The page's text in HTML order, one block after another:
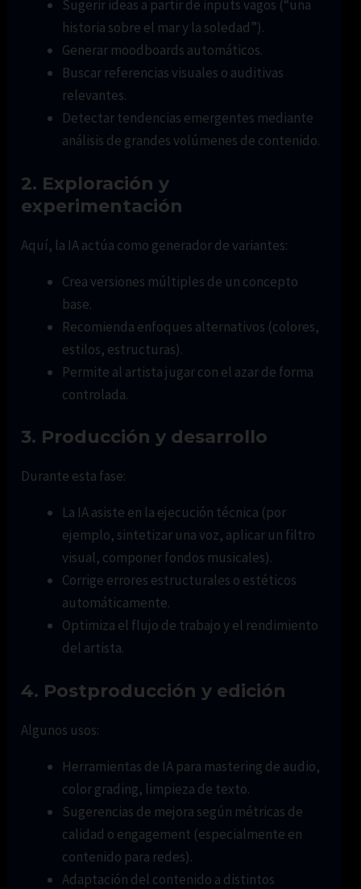
Sugerir ideas a partir de inputs vagos (“una
historia sobre el mar y la soledad”).
Generar moodboards automáticos.
Buscar referencias visuales o auditivas
relevantes.
Detectar tendencias emergentes mediante
análisis de grandes volúmenes de contenido.
2. Exploración y
experimentación
Aquí, la IA actúa como generador de variantes:
Crea versiones múltiples de un concepto
base.
Recomienda enfoques alternativos (colores,
estilos, estructuras).
Permite al artista jugar con el azar de forma
controlada.
3. Producción y desarrollo
Durante esta fase:
La IA asiste en la ejecución técnica (por
ejemplo, sintetizar una voz, aplicar un filtro
visual, componer fondos musicales).
Corrige errores estructurales o estéticos
automáticamente.
Optimiza el flujo de trabajo y el rendimiento
del artista.
4. Postproducción y edición
Algunos usos:
Herramientas de IA para mastering de audio,
color grading, limpieza de texto.
Sugerencias de mejora según métricas de
calidad o engagement (especialmente en
contenido para redes).
Adaptación del contenido a distintos